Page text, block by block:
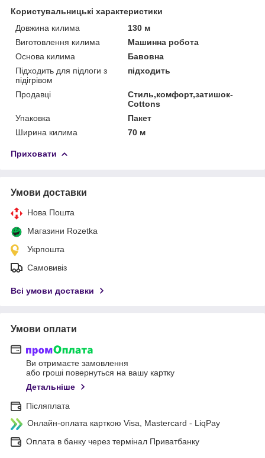
Користувальницькі характеристики
Довжина килима
130 м
Виготовлення килима
Машинна робота
Основа килима
Бавовна
Підходить для підлоги з
підігрівом
підходить
Продавці
Стиль,комфорт,затишок-
Cottons
Упаковка
Пакет
Ширина килима
70 м
Приховати
Умови доставки
Нова Пошта
Магазини Rozetka
Укрпошта
Самовивіз
Всі умови доставки
Умови оплати
Ви отримаєте замовлення
або гроші повернуться на вашу картку
Детальніше
Післяплата
Онлайн-оплата карткою Visa, Mastercard - LiqPay
Оплата в банку через термінал Приватбанку